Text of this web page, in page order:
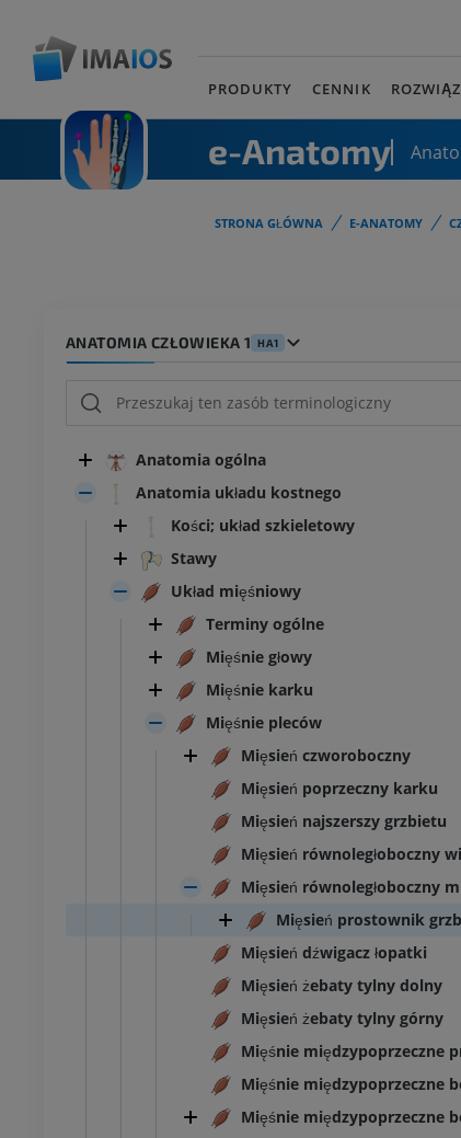
PRODUKTY CENNIK
e-Anatomy
STRONA GŁÓWNA E-ANATOMY
ANATOMIA CZŁOWIEKA 1 HA1
Anatomia ogólna
Anatomia układu kostnego
Kości; układ szkieletowy
Stawy
Układ mięśniowy
Terminy ogólne
Mięśnie głowy
Mięśnie karku
Mięśnie pleców
Mięsień czworoboczny
Mięsień poprzeczny karku
Mięsień najszerszy grzbietu
Mięsień równoległoboczny
Mięsień równoległoboczny
Mięsień prostownik
Mięsień dźwigacz łopatki
Mięsień żebaty tylny dolny
Mięsień żebaty tylny górny
Mięśnie międzypoprzeczne
Mięśnie międzypoprzeczne
Mięśnie międzypoprzeczne